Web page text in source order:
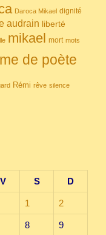
Daroca Mikael dignité
audrain liberté
mikael mort mots
de poète
Rémi rêve silence
V S D
1 2
8 9